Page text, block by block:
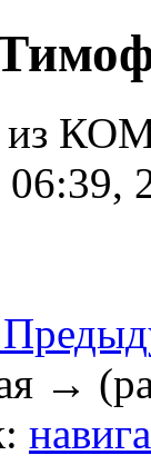
из
06:39,
→